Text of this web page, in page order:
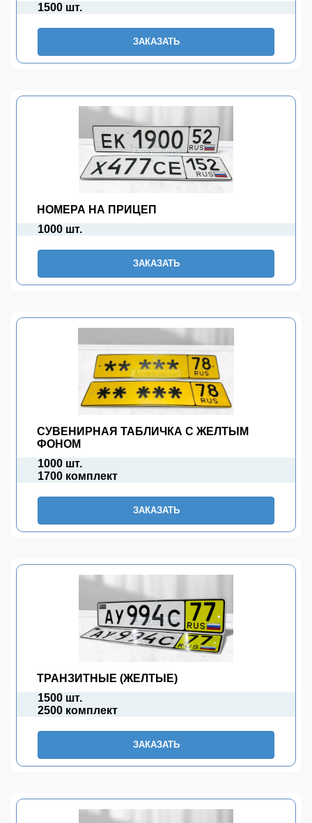
1500 шт.
ЗАКАЗАТЬ
НОМЕРА НА ПРИЦЕП
1000 шт.
ЗАКАЗАТЬ
СУВЕНИРНАЯ ТАБЛИЧКА С ЖЕЛТЫМ
ФОНОМ
1000 шт.
1700 комплект
ЗАКАЗАТЬ
ТРАНЗИТНЫЕ (ЖЕЛТЫЕ)
1500 шт.
2500 комплект
ЗАКАЗАТЬ